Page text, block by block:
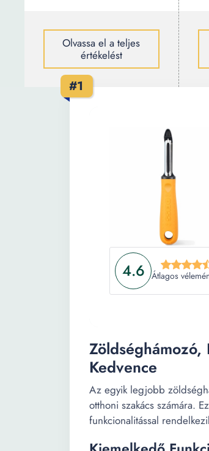
Olvassa el a teljes
értékelést
#1
4.6 Átlagos
Zöldséghámozó,
Kedvence
Az egyik legjobb
otthoni szakács számára.
funkcionalitással